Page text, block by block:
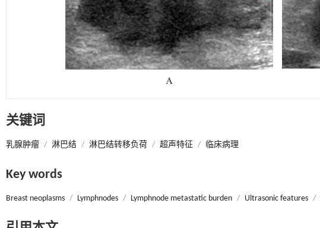
关键词
乳腺肿瘤 / 淋巴结 / 淋巴结转移负荷 / 超声特征 / 临床病理
Key words
Breast neoplasms / Lymphnodes / Lymphnode metastatic burden / Ultrasonic features /